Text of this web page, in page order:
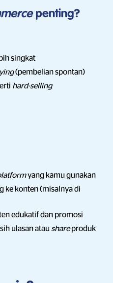
penting?
singkat
(pembelian spontan)
hard-selling
yang kamu gunakan
ke konten (misalnya di
edukatif dan promosi
ulasan atau shareproduk